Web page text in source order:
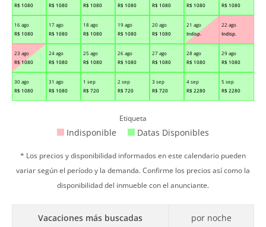
R$ 1080
R$ 1080
R$ 1080
R$ 1080
R$ 1080
R$ 1080
R$ 1080
16 ago
R$ 1080
17 ago
R$ 1080
18 ago
R$ 1080
19 ago
R$ 1080
20 ago
R$ 1080
21 ago
Indisp.
22 ago
Indisp.
23 ago
R$ 1080
24 ago
R$ 1080
25 ago
R$ 1080
26 ago
R$ 1080
27 ago
R$ 1080
28 ago
R$ 1080
29 ago
R$ 1080
30 ago
R$ 1080
31 ago
R$ 1080
1 sep
R$ 720
2 sep
R$ 720
3 sep
R$ 720
4 sep
R$ 2280
5 sep
R$ 2280
Etiqueta
Indisponible Datas Disponibles
* Los precios y disponibilidad informados en este calendario pueden
variar según el período y la demanda. Confirme los precios así como la
disponibilidad del inmueble con el anunciante.
Vacaciones más buscadas por noche